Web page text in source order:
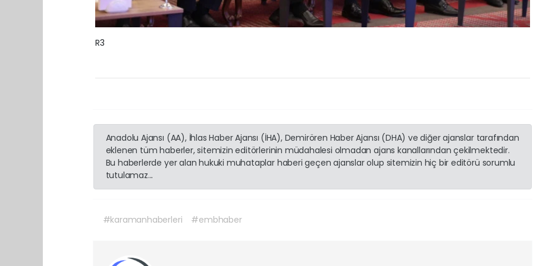
R3
Anadolu Ajansı (AA), İhlas Haber Ajansı (İHA), Demirören Haber Ajansı (DHA) ve diğer ajanslar tarafından
eklenen tüm haberler, sitemizin editörlerinin müdahalesi olmadan ajans kanallarından çekilmektedir.
Bu haberlerde yer alan hukuki muhataplar haberi geçen ajanslar olup sitemizin hiç bir editörü sorumlu
tutulamaz...
#karamanhaberleri #embhaber